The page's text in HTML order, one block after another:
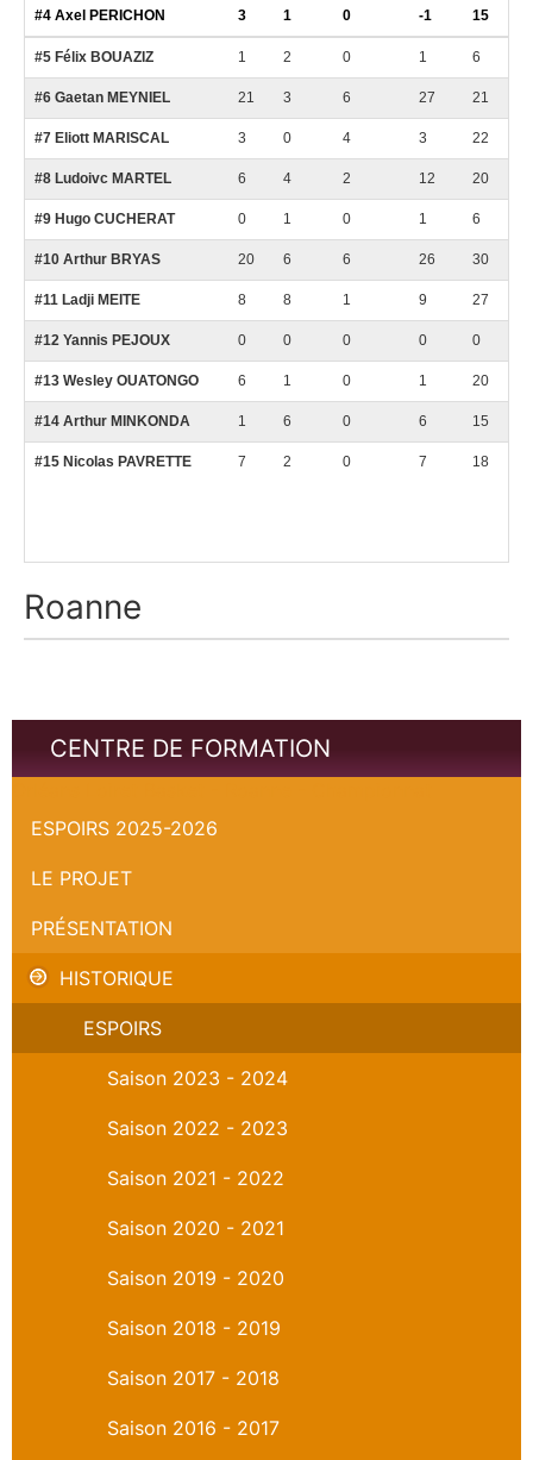
#4 Axel PERICHON 3 1 0 -1 15
#5 Félix BOUAZIZ 1 2 0 1 6
#6 Gaetan MEYNIEL 21 3 6 27 21
#7 Eliott MARISCAL 3 0 4 3 22
#8 Ludoivc MARTEL 6 4 2 12 20
#9 Hugo CUCHERAT 0 1 0 1 6
#10 Arthur BRYAS 20 6 6 26 30
#11 Ladji MEITE 8 8 1 9 27
#12 Yannis PEJOUX 0 0 0 0 0
#13 Wesley OUATONGO 6 1 0 1 20
#14 Arthur MINKONDA 1 6 0 6 15
#15 Nicolas PAVRETTE 7 2 0 7 18
Roanne
CENTRE DE FORMATION
ESPOIRS 2025-2026
LE PROJET
PRÉSENTATION
HISTORIQUE
ESPOIRS
Saison 2023 - 2024
Saison 2022 - 2023
Saison 2021 - 2022
Saison 2020 - 2021
Saison 2019 - 2020
Saison 2018 - 2019
Saison 2017 - 2018
Saison 2016 - 2017